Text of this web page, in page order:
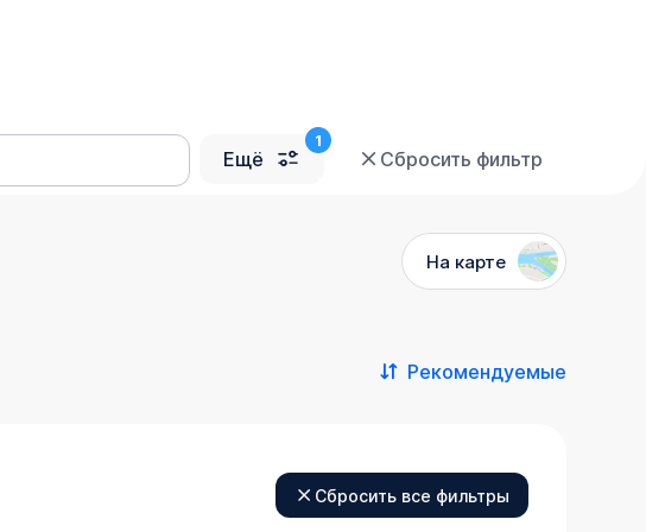
Ещё Сбросить фильтр
На карте
Рекомендуемые
Сбросить все фильтры